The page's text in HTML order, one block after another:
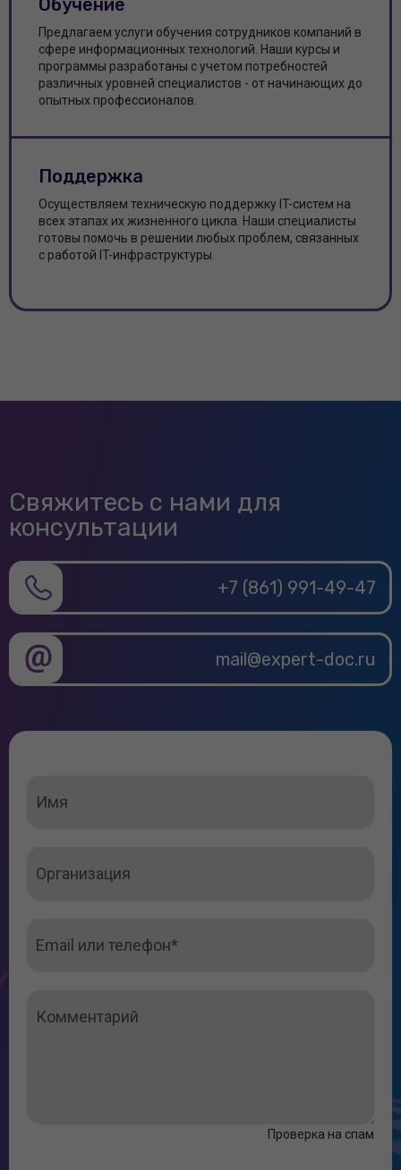
Предлагаем услуги обучения сотрудников компаний в
сфере информационных технологий. Наши курсы и
программы разработаны с учетом потребностей
различных уровней специалистов - от начинающих до
опытных профессионалов.
Поддержка
Осуществляем техническую поддержку IT-систем на
всех этапах их жизненного цикла. Наши специалисты
готовы помочь в решении любых проблем, связанных
с работой IT-инфраструктуры.
Свяжитесь с нами для
консультации
+7 (861) 991-49-47
mail@expert-doc.ru
Проверка на спам